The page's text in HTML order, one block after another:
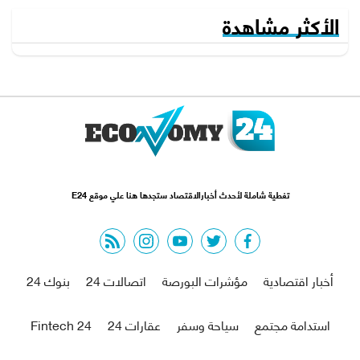
الأكثر مشاهدة
تغطية شاملة لأحدث أخبارالاقتصاد ستجدها هنا علي موقع E24
facebook
twitter
youtube
instagram
rss feed
أخبار اقتصادية
مؤشرات البورصة اتصالات 24
بنوك 24
استدامة مجتمع
سياحة وسفر عقارات 24
Fintech 24